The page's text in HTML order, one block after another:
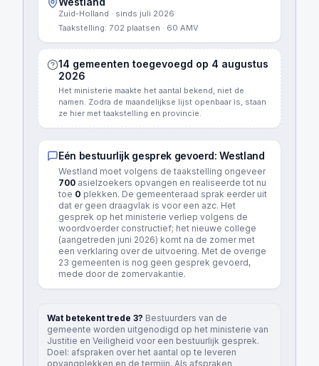
Zuid-Holland · sinds juli 2026
Taakstelling: 702 plaatsen · 60 AMV
14 gemeenten toegevoegd op 4 augustus
2026
Het ministerie maakte het aantal bekend, niet de
namen. Zodra de maandelijkse lijst openbaar is, staan
ze hier met taakstelling en provincie.
Eén bestuurlijk gesprek gevoerd:Westland
Westland moet volgens de taakstelling ongeveer
700 asielzoekers opvangen en realiseerde tot nu
toe 0 plekken. De gemeenteraad sprak eerder uit
dat er geen draagvlak is voor een azc. Het
gesprek op het ministerie verliep volgens de
woordvoerder constructief; het nieuwe college
(aangetreden juni 2026) komt na de zomer met
een verklaring over de uitvoering. Met de overige
23 gemeenten is nog geen gesprek gevoerd,
mede door de zomervakantie.
Wat betekent trede 3? Bestuurders van de
gemeente worden uitgenodigd op het ministerie van
Justitie en Veiligheid voor een bestuurlijk gesprek.
Doel: afspraken over het aantal op te leveren
opvangplekken en de termijn. Als afspraken